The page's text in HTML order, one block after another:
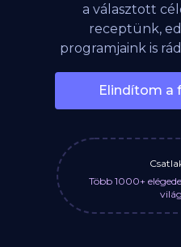
a választott
receptünk,
programjaink is
Elindítom a
Több 1000+